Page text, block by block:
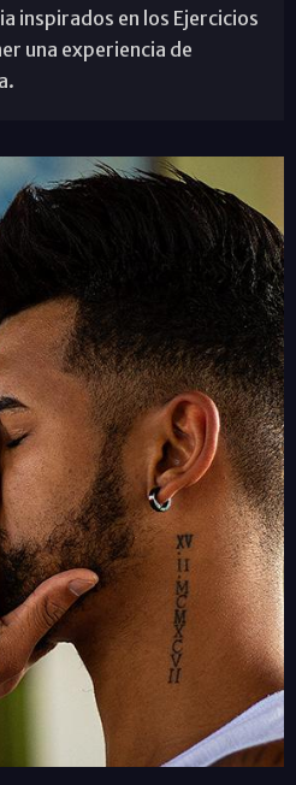
inspirados en los Ejercicios
una experiencia de